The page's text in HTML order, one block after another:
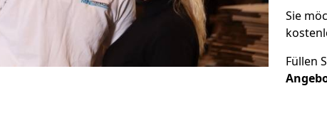
Sie
Füllen